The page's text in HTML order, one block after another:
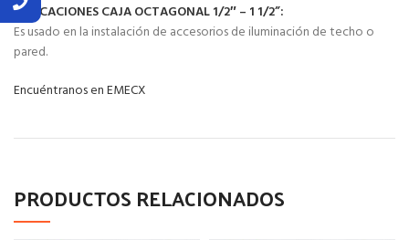
APLICACIONES CAJA OCTAGONAL 1/2″ – 1 1/2”:
Es usado en la instalación de accesorios de iluminación de techo o
pared.
Encuéntranos en EMECX
PRODUCTOS RELACIONADOS